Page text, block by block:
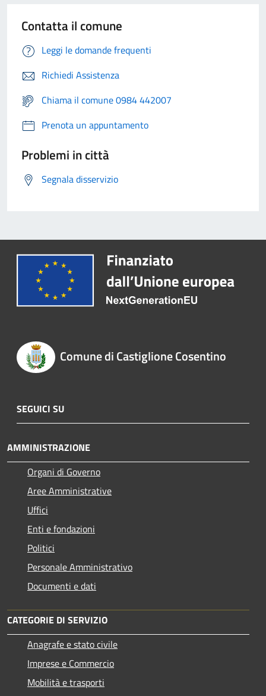
Contatta il comune
Leggi le domande frequenti
Richiedi Assistenza
Chiama il comune 0984 442007
Prenota un appuntamento
Problemi in città
Segnala disservizio
Comune di Castiglione Cosentino
SEGUICI SU
AMMINISTRAZIONE
Organi di Governo
Aree Amministrative
Uffici
Enti e fondazioni
Politici
Personale Amministrativo
Documenti e dati
CATEGORIE DI SERVIZIO
Anagrafe e stato civile
Imprese e Commercio
Mobilità e trasporti